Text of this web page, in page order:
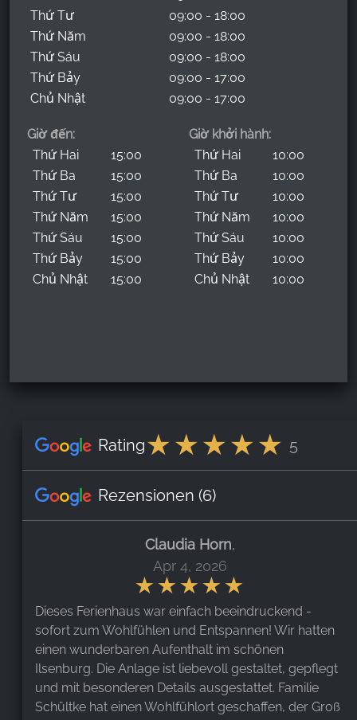
Thứ Tư
09:00 - 18:00
Thứ Năm
09:00 - 18:00
Thứ Sáu
09:00 - 18:00
Thứ Bảy
09:00 - 17:00
Chủ Nhật
09:00 - 17:00
Giờ đến:
Thứ Hai
15:00
Thứ Ba
15:00
Thứ Tư
15:00
Thứ Năm
15:00
Thứ Sáu
15:00
Thứ Bảy
15:00
Chủ Nhật
15:00
Giờ khởi hành:
Thứ Hai
10:00
Thứ Ba
10:00
Thứ Tư
10:00
Thứ Năm
10:00
Thứ Sáu
10:00
Thứ Bảy
10:00
Chủ Nhật
10:00
Rating 5
Rezensionen (6)
Claudia Horn,
Apr 4, 2026
Dieses Ferienhaus war einfach beeindruckend -
sofort zum Wohlfühlen und Entspannen! Wir hatten
einen wunderbaren Aufenthalt im schönen
Ilsenburg. Die Anlage ist liebevoll gestaltet, gepflegt
und mit besonderen Details ausgestattet. Familie
Schültke hat einen Wohlfühlort geschaffen, der Groß